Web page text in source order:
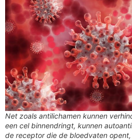
Net zoals antilichamen kunnen
een cel binnendringt, kunnen
de receptor die de bloedvaten